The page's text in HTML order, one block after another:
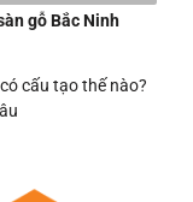
gỗ Bắc Ninh
cấu tạo thế nào?